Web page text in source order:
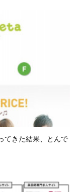
てきた結果、とんで